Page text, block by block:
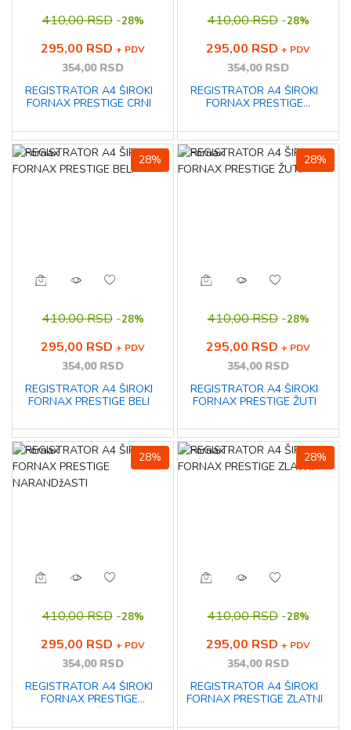
410,00 RSD-28%
295,00 RSD + PDV
354,00 RSD
REGISTRATOR A4 ŠIROKI
FORNAX PRESTIGE CRNI
410,00 RSD-28%
295,00 RSD + PDV
354,00 RSD
REGISTRATOR A4 ŠIROKI
FORNAX PRESTIGE
28%
410,00 RSD-28%
295,00 RSD + PDV
354,00 RSD
REGISTRATOR A4 ŠIROKI
FORNAX PRESTIGE BELI
28%
410,00 RSD-28%
295,00 RSD + PDV
354,00 RSD
REGISTRATOR A4 ŠIROKI
FORNAX PRESTIGE ŽUTI
28%
410,00 RSD-28%
295,00 RSD + PDV
354,00 RSD
REGISTRATOR A4 ŠIROKI
FORNAX PRESTIGE
NARANDžASTI
28%
410,00 RSD-28%
295,00 RSD + PDV
354,00 RSD
REGISTRATOR A4 ŠIROKI
FORNAX PRESTIGE ZLATNI